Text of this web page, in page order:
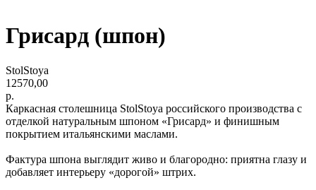
Грисард (шпон)
StolStoya
12570,00
р.
Каркасная столешница StolStoya российского производства с
отделкой натуральным шпоном «Грисард» и финишным
покрытием итальянскими маслами.
Фактура шпона выглядит живо и благородно: приятна глазу и
добавляет интерьеру «дорогой» штрих.